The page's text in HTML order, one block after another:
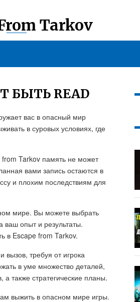
Tarkov
БЫТЬ READ
вас в опасный мир
в суровых условиях, где
Tarkov память не может
вами запись остаются в
и плохим последствиям для
мире. Вы можете выбрать
ваш опыт и результаты.
в Escape from Tarkov.
вызов, требуя от игрока
в уме множество деталей,
также стратегические планы.
выжить в опасном мире игры.